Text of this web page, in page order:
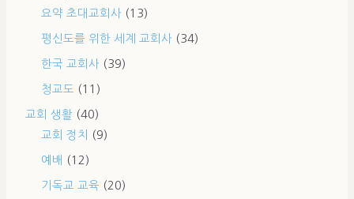
요약 초대교회사 (13)
평신도를 위한 세계 교회사 (34)
한국 교회사 (39)
청교도 (11)
교회 생활 (40)
교회 정치
(9)
예배 (12)
기독교 교육 (20)